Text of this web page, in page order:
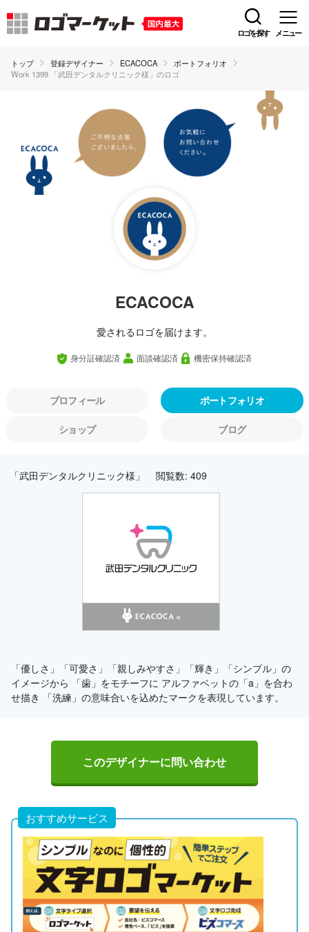
ロゴを探す メニュー
トップ 登録デザイナー ECACOCA
ポートフォリオ
Work 1399 「武田デンタルクリニック様」のロゴ
ECACOCA
愛されるロゴを届けます。
身分証確認済 面談確認済 機密保持確認済
プロフィール ポートフォリオ
ショップ ブログ
「武田デンタルクリニック様」 閲覧数: 409
「優しさ」「可愛さ」「親しみやすさ」「輝き」「シンプル」の
イメージから 「歯」をモチーフに アルファベットの「a」を合わ
せ描き 「洗練」の意味合いを込めたマークを表現しています。
このデザイナーに問い合わせ
おすすめサービス